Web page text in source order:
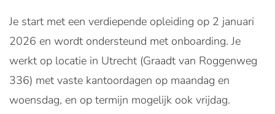
Je start met een verdiepende opleiding op 2 januari
2026 en wordt ondersteund met onboarding. Je
werkt op locatie in Utrecht (Graadt van Roggenweg
336) met vaste kantoordagen op maandag en
woensdag, en op termijn mogelijk ook vrijdag.